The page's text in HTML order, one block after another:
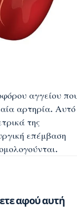
αγγείου
αρτηρία. Αυτό
της
επέμβαση
αφού αυτή